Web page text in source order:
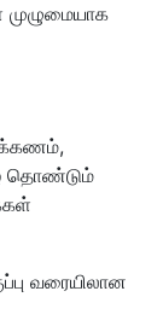
தொண்டும்
வரையிலான